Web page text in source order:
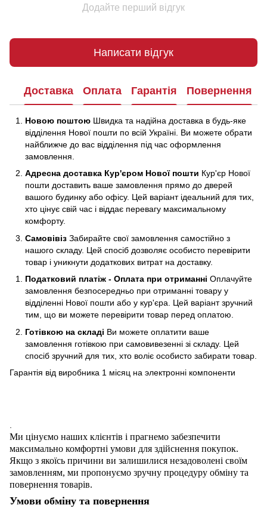
Додайте перший відгук
Написати відгук
Доставка Оплата Гарантія Повернення
Новою поштою Швидка та надійна доставка в будь-яке
відділення Нової пошти по всій Україні. Ви можете обрати
найближче до вас відділення під час оформлення
замовлення.
Адресна доставка Кур'єром Нової пошти Кур'єр Нової
пошти доставить ваше замовлення прямо до дверей
вашого будинку або офісу. Цей варіант ідеальний для тих,
хто цінує свій час і віддає перевагу максимальному
комфорту.
Самовівіз Забирайте свої замовлення самостійно з
нашого складу. Цей спосіб дозволяє особисто перевірити
товар і уникнути додаткових витрат на доставку.
Податковий платіж - Оплата при отриманні Оплачуйте
замовлення безпосередньо при отриманні товару у
відділенні Нової пошти або у кур'єра. Цей варіант зручний
тим, що ви можете перевірити товар перед оплатою.
Готівкою на складі Ви можете оплатити ваше
замовлення готівкою при самовивезенні зі складу. Цей
спосіб зручний для тих, хто воліє особисто забирати товар.
Гарантія від виробника 1 місяц на электроннi компоненти
Ми цінуємо наших клієнтів і прагнемо забезпечити
максимально комфортні умови для здійснення покупок.
Якщо з якоїсь причини ви залишилися незадоволені своїм
замовленням, ми пропонуємо зручну процедуру обміну та
повернення товарів.
Умови обміну та повернення